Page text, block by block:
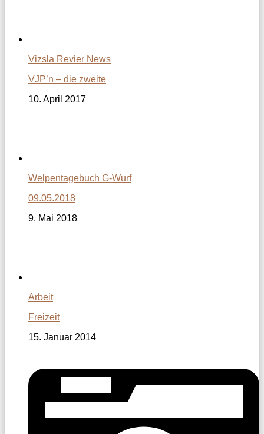
Vizsla Revier News
VJP’n – die zweite
10. April 2017
Welpentagebuch G-Wurf
09.05.2018
9. Mai 2018
Arbeit
Freizeit
15. Januar 2014